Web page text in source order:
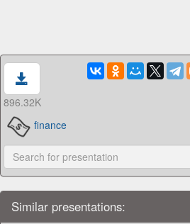
896.32K
finance
Similar presentations: